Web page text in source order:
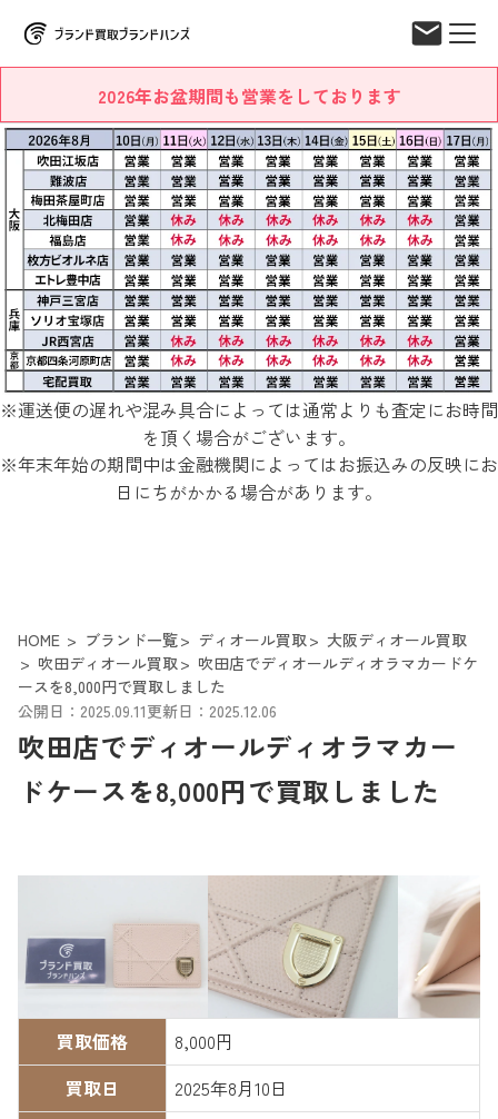
2026年お盆期間も営業をしております
※運送便の遅れや混み具合によっては通常よりも査定にお時間
を頂く場合がございます。
※年末年始の期間中は金融機関によってはお振込みの反映にお
日にちがかかる場合があります。
HOME ブランド一覧 ディオール買取
大阪ディオール買取
吹田ディオール買取
吹田店でディオールディオラマカードケ
ースを8,000円で買取しました
公開日：2025.09.11更新日：2025.12.06
吹田店でディオールディオラマカー
ドケースを8,000円で買取しました
買取価格
8,000円
買取日
2025年8月10日